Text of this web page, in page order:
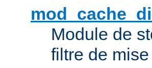
Module de
filtre de